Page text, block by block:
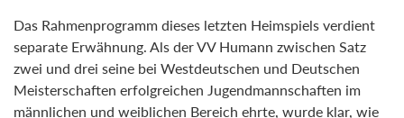
Das Rahmenprogramm dieses letzten Heimspiels verdient
separate Erwähnung. Als der VV Humann zwischen Satz
zwei und drei seine bei Westdeutschen und Deutschen
Meisterschaften erfolgreichen Jugendmannschaften im
männlichen und weiblichen Bereich ehrte, wurde klar, wie